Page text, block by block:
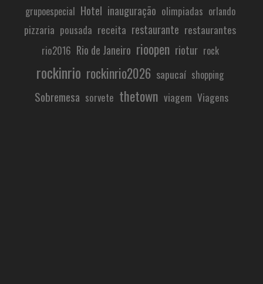
grupoespecial Hotel inauguração olimpiadas orlando
pizzaria pousada receita restaurante restaurantes
rio2016 Rio de Janeiro rioopen riotur rock
rockinrio rockinrio2026 sapucaí shopping
Sobremesa sorvete thetown viagem Viagens